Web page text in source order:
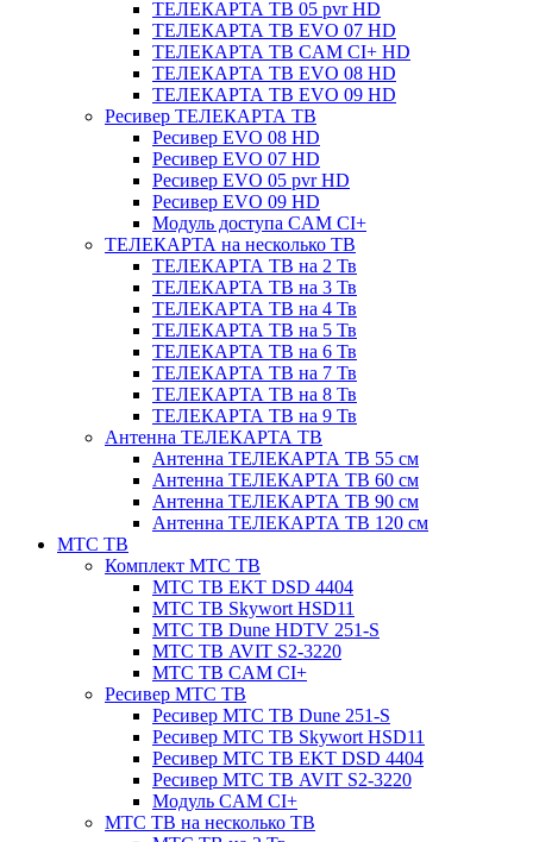
ТЕЛЕКАРТА ТВ 05 pvr HD
ТЕЛЕКАРТА ТВ EVO 07 HD
ТЕЛЕКАРТА ТВ CAM CI+ HD
ТЕЛЕКАРТА ТВ EVO 08 HD
ТЕЛЕКАРТА ТВ EVO 09 HD
Ресивер ТЕЛЕКАРТА ТВ
Ресивер EVO 08 HD
Ресивер EVO 07 HD
Ресивер EVO 05 pvr HD
Ресивер EVO 09 HD
Модуль доступа CAM CI+
ТЕЛЕКАРТА на несколько ТВ
ТЕЛЕКАРТА ТВ на 2 Тв
ТЕЛЕКАРТА ТВ на 3 Тв
ТЕЛЕКАРТА ТВ на 4 Тв
ТЕЛЕКАРТА ТВ на 5 Тв
ТЕЛЕКАРТА ТВ на 6 Тв
ТЕЛЕКАРТА ТВ на 7 Тв
ТЕЛЕКАРТА ТВ на 8 Тв
ТЕЛЕКАРТА ТВ на 9 Тв
Антенна ТЕЛЕКАРТА ТВ
Антенна ТЕЛЕКАРТА ТВ 55 см
Антенна ТЕЛЕКАРТА ТВ 60 см
Антенна ТЕЛЕКАРТА ТВ 90 см
Антенна ТЕЛЕКАРТА ТВ 120 см
МТС ТВ
Комплект МТС ТВ
МТС ТВ EKT DSD 4404
МТС ТВ Skywort HSD11
МТС ТВ Dune HDTV 251-S
МТС ТВ AVIT S2-3220
МТС ТВ CAM CI+
Ресивер МТС ТВ
Ресивер МТС ТВ Dune 251-S
Ресивер МТС ТВ Skywort HSD11
Ресивер МТС ТВ EKT DSD 4404
Ресивер МТС ТВ AVIT S2-3220
Модуль CAM CI+
МТС ТВ на несколько ТВ